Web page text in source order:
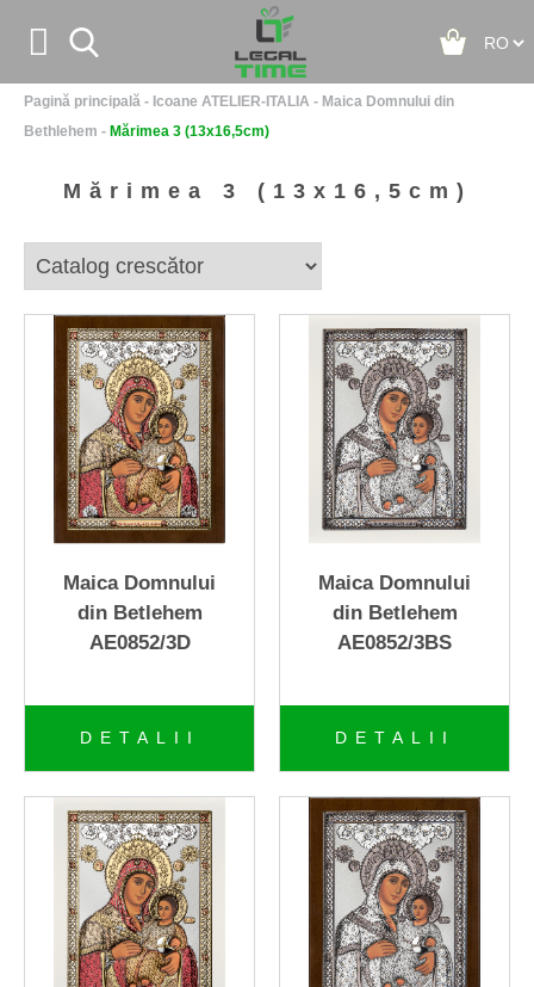


Acasă
Noutăţi
Icoane ATELIER-ITALIA
Icoane - Colectia ICONIC
Icoane - Colectia CUORE
ICOANE-Colectia VETRO-
icoane din sticla
CRUCIFIXE ITALIA
Crystal Bohemia
New Le Monde - Italy
MURANO ITALY
Seturi de porcelan
Portofele de piele
Pagină principală - Icoane ATELIER-ITALIA - Maica Domnului din
Bethlehem - Mărimea 3 (13x16,5cm)
Mărimea 3 (13x16,5cm)
Maica Domnului
din Betlehem
AE0852/3D
DETALII
Maica Domnului
din Betlehem
AE0852/3BS
DETALII